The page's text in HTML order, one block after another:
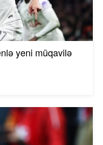
yeni müqavilə